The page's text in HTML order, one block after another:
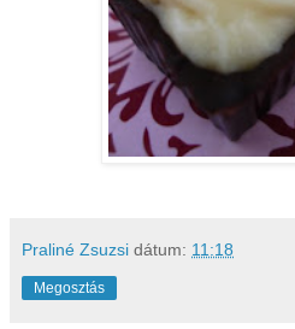
Praliné Zsuzsi dátum: 11:18
Megosztás